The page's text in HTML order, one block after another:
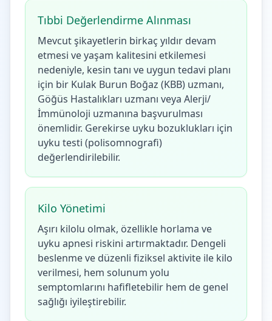
Tıbbi Değerlendirme Alınması
Mevcut şikayetlerin birkaç yıldır devam
etmesi ve yaşam kalitesini etkilemesi
nedeniyle, kesin tanı ve uygun tedavi planı
için bir Kulak Burun Boğaz (KBB) uzmanı,
Göğüs Hastalıkları uzmanı veya Alerji/
İmmünoloji uzmanına başvurulması
önemlidir. Gerekirse uyku bozuklukları için
uyku testi (polisomnografi)
değerlendirilebilir.
Kilo Yönetimi
Aşırı kilolu olmak, özellikle horlama ve
uyku apnesi riskini artırmaktadır. Dengeli
beslenme ve düzenli fiziksel aktivite ile kilo
verilmesi, hem solunum yolu
semptomlarını hafifletebilir hem de genel
sağlığı iyileştirebilir.